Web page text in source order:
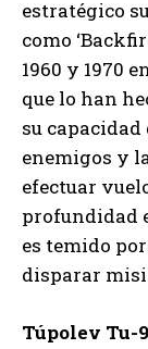
estratégico
como
1960 y 1970
que lo han
su
enemigos y
efectuar
profundidad
es temido
disparar
Túpolev Tu-